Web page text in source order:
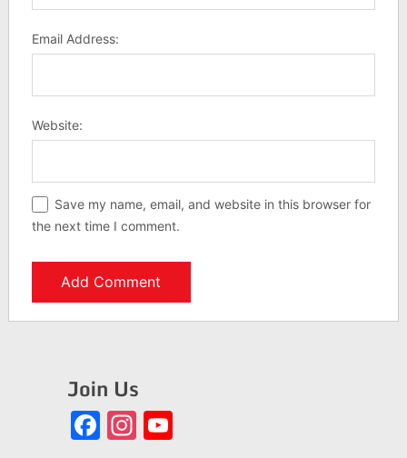
Email Address:
Website:
Save my name, email, and website in this browser for
the next time I comment.
Join Us
Facebook
Instagram
YouTube